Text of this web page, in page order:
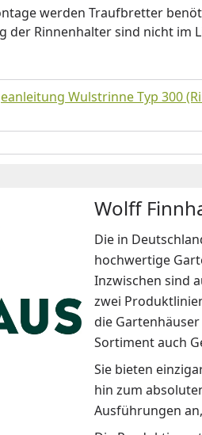
werden Traufbretter
der Rinnenhalter sind nicht im
Wulstrinne Typ 300
Wolff
Die in
hochwertige
Inzwischen sind
zwei
die
Sortiment auch
Sie bieten
hin zum
Ausführungen